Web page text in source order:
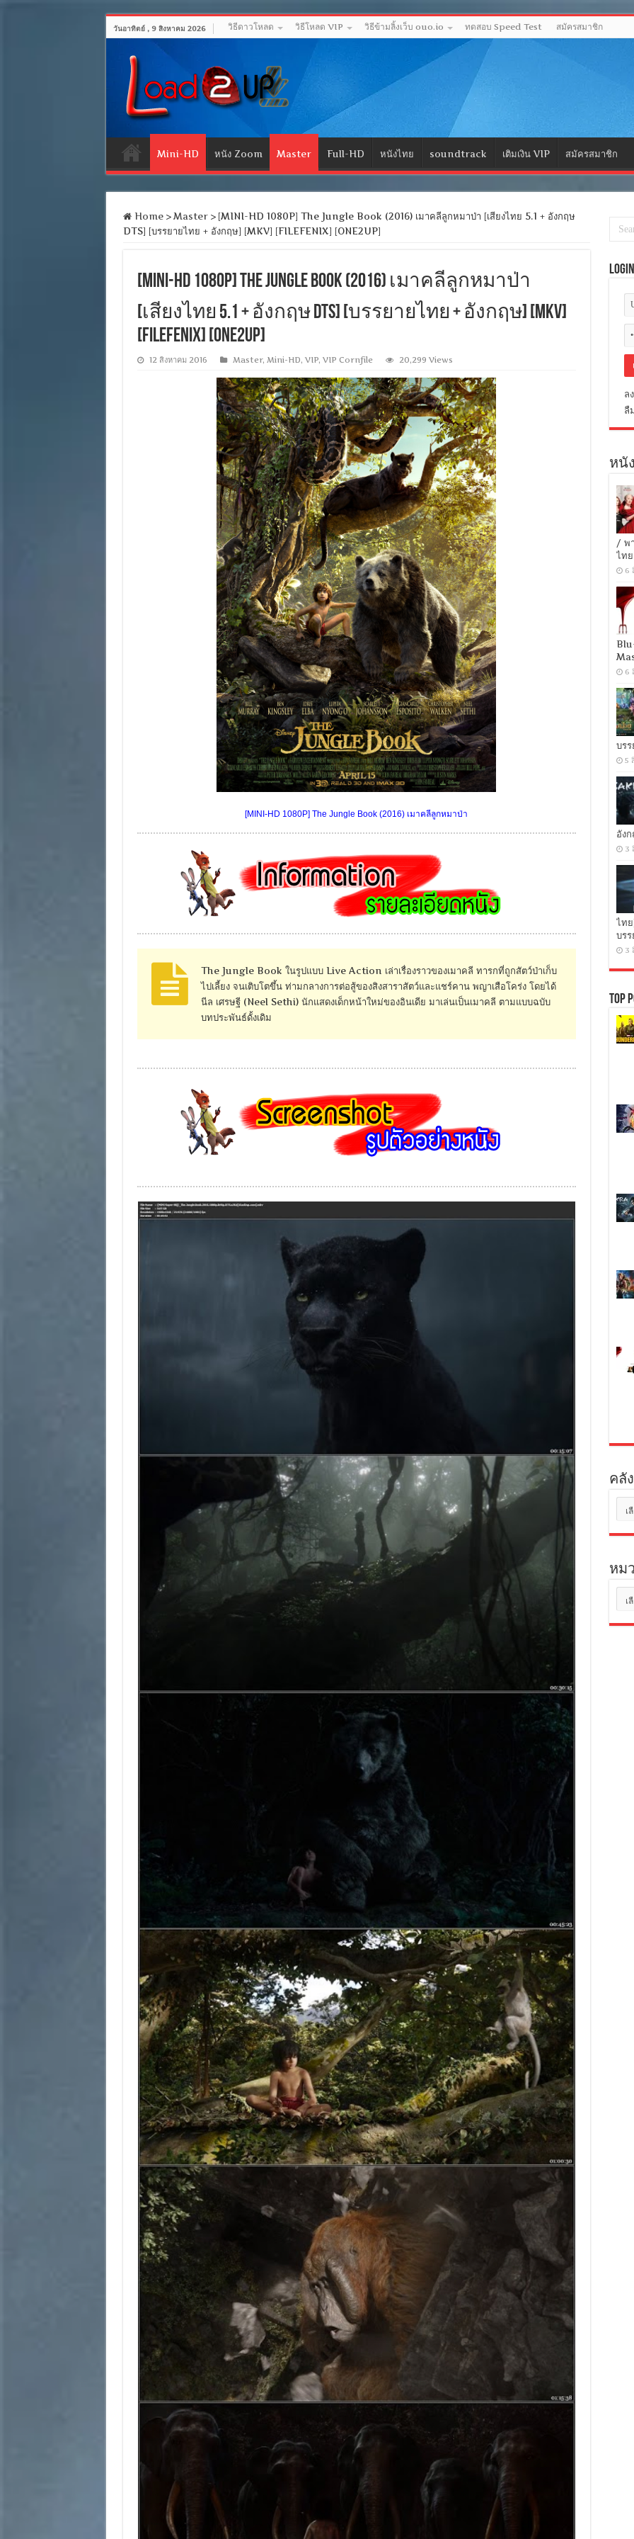
วันอาทิตย์ , 9 สิงหาคม 2026 วิธีดาวโหลด วิธีโหลด VIP วิธีข้ามลิ้งเว็บ ouo.io ทดสอบ Speed Test สมัครสมาชิก
Mini-HD หนัง Zoom Master Full-HD หนังไทย soundtrack เติมเงิน VIP สมัครสมาชิก
Home > Master > [MINI-HD 1080P] The Jungle Book (2016) เมาคลีลูกหมาป่า [เสียงไทย 5.1 + อังกฤษ
DTS] [บรรยายไทย + อังกฤษ] [MKV] [FILEFENIX] [ONE2UP]
[MINI-HD 1080P] The Jungle Book (2016) เมาคลีลูกหมาป่า
[เสียงไทย 5.1 + อังกฤษ DTS] [บรรยายไทย + อังกฤษ] [MKV]
[FILEFENIX] [ONE2UP]
12 สิงหาคม 2016 Master, Mini-HD, VIP, VIP Cornfile 20,299 Views
[MINI-HD 1080P] The Jungle Book (2016) เมาคลีลูกหมาป่า
The Jungle Book ในรูปแบบ Live Action เล่าเรื่องราวของเมาคลี ทารกที่ถูกสัตว์ป่าเก็บ
ไปเลี้ยง จนเติบโตขึ้น ท่ามกลางการต่อสู้ของสิงสาราสัตว์และแชร์คาน พญาเสือโคร่ง โดยได้
นีล เศรษฐี (Neel Sethi) นักแสดงเด็กหน้าใหม่ของอินเดีย มาเล่นเป็นเมาคลี ตามแบบฉบับ
บทประพันธ์ดั้งเดิม
Login
ล
ลื
หนั
/ พ
ไท
6
6
บร
5
อัง
3
ไท
บร
3
Top
คลั
เก็บ
หม
หมู่